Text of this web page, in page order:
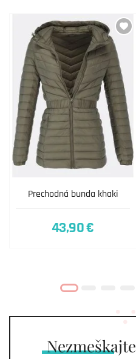
Prechodná bunda khaki
43,90 €
Nezmeškajte